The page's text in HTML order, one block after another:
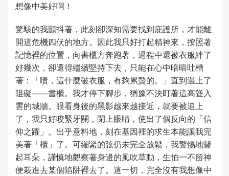
想像中美好啊！
驚駭的我顫抖著，此刻卻深知需要找到庇護所，才能離
開這危機四伏的地方。因此我只好打起精神來，按照著
記憶裡的位置，向書櫃方奔跑著，過程中還被衣服絆了
好幾次，卻還得繼續堅持下去，只能在心中暗暗吐槽
著：「嘖，這什麼破衣服，有夠累贅的。」直到遇上了
阻礙——書櫃。我才停下腳步，猶豫不決盯著這高聳入
雲的城牆。眼看身後的黑影越來越接近，就要被追上
了，我只好咬緊牙關，閉上眼睛，使出了個反向的「信
仰之躍」。出乎意料地，刻在基因裡的求生本能讓我完
美著「櫃」了。可繃緊的弦仍未完全放鬆，我警惕地豎
起耳朵，謹慎地觀察著身邊的風吹草動，生怕一不留神
便栽進去某個陷阱裡去了。這一切，完全沒有我想像中